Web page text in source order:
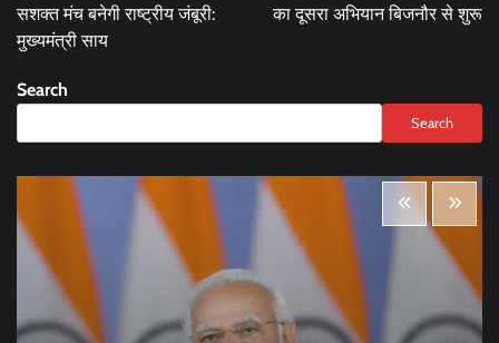
सशक्त मंच बनेगी राष्ट्रीय जंबूरी:
मुख्यमंत्री साय
का दूसरा अभियान बिजनौर से शुरू
Search
Search